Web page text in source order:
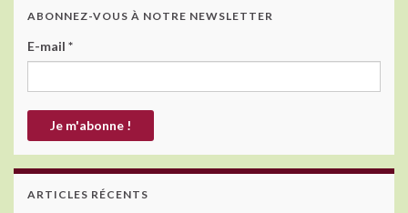
ABONNEZ-VOUS À NOTRE NEWSLETTER
E-mail *
ARTICLES RÉCENTS